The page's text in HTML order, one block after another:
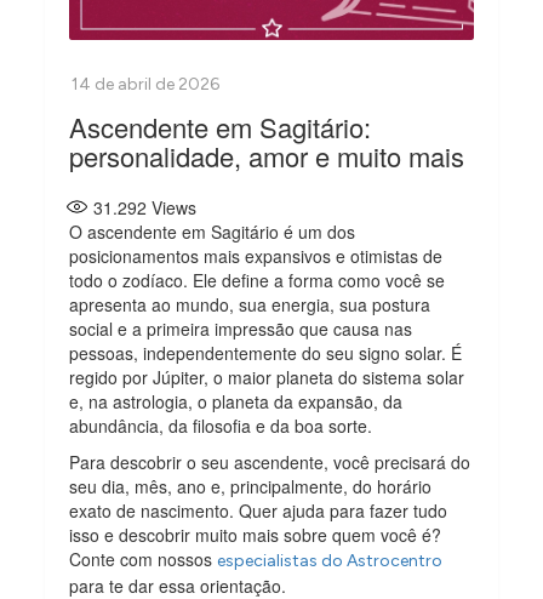
Ascendente em Sagitário:
personalidade, amor e muito mais
31.292 Views
O ascendente em Sagitário é um dos
posicionamentos mais expansivos e otimistas de
todo o zodíaco. Ele define a forma como você se
apresenta ao mundo, sua energia, sua postura
social e a primeira impressão que causa nas
pessoas, independentemente do seu signo solar. É
regido por Júpiter, o maior planeta do sistema solar
e, na astrologia, o planeta da expansão, da
abundância, da filosofia e da boa sorte.
Para descobrir o seu ascendente, você precisará do
seu dia, mês, ano e, principalmente, do horário
exato de nascimento. Quer ajuda para fazer tudo
isso e descobrir muito mais sobre quem você é?
Conte com nossosespecialistas do Astrocentro
para te dar essa orientação.